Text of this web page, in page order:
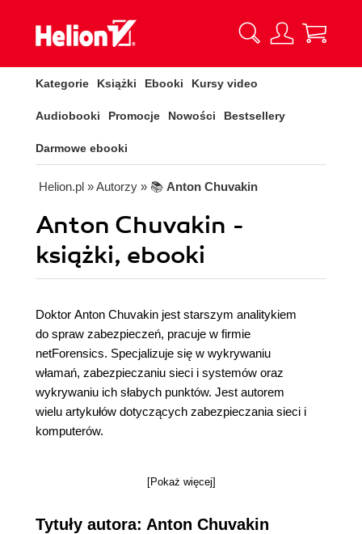
Kategorie Książki Ebooki Kursy video
Audiobooki Promocje Nowości Bestsellery
Darmowe ebooki
Helion.pl » Autorzy » 📚 Anton Chuvakin
Anton Chuvakin -
książki, ebooki
Doktor Anton Chuvakin jest starszym analitykiem
do spraw zabezpieczeń, pracuje w firmie
netForensics. Specjalizuje się w wykrywaniu
włamań, zabezpieczaniu sieci i systemów oraz
wykrywaniu ich słabych punktów. Jest autorem
wielu artykułów dotyczących zabezpieczania sieci i
komputerów.
[Pokaż więcej]
Tytuły autora: Anton Chuvakin